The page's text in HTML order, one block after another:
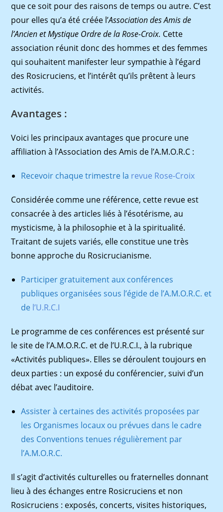
que ce soit pour des raisons de temps ou autre. C’est
pour elles qu’a été créée l’Association des Amis de
l’Ancien et Mystique Ordre de la Rose-Croix. Cette
association réunit donc des hommes et des femmes
qui souhaitent manifester leur sympathie à l’égard
des Rosicruciens, et l’intérêt qu’ils prêtent à leurs
activités.
Avantages :
Voici les principaux avantages que procure une
affiliation à l’Association des Amis de l’A.M.O.R.C :
Recevoir chaque trimestre la revue Rose-Croix
Considérée comme une référence, cette revue est
consacrée à des articles liés à l’ésotérisme, au
mysticisme, à la philosophie et à la spiritualité.
Traitant de sujets variés, elle constitue une très
bonne approche du Rosicrucianisme.
Participer gratuitement aux conférences
publiques organisées sous l’égide de l’A.M.O.R.C. et
de l’U.R.C.I
Le programme de ces conférences est présenté sur
le site de l’A.M.O.R.C. et de l’U.R.C.I., à la rubrique
«Activités publiques». Elles se déroulent toujours en
deux parties : un exposé du conférencier, suivi d’un
débat avec l’auditoire.
Assister à certaines des activités proposées par
les Organismes locaux ou prévues dans le cadre
des Conventions tenues régulièrement par
l’A.M.O.R.C.
Il s’agit d’activités culturelles ou fraternelles donnant
lieu à des échanges entre Rosicruciens et non
Rosicruciens : exposés, concerts, visites historiques,